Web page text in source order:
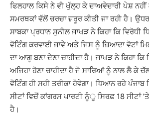
ਫਿਲਹਾਲ ਕਿਸੇ ਨੇ ਵੀ ਖੁੱਲ੍ਹ ਕੇ ਦਾਅਵੇਦਾਰੀ ਪੇਸ਼
ਸਮਰਥਕਾਂ ਵੱਲੋਂ ਚਰਚਾ ਜ਼ਰੂਰ ਕੀਤੀ ਜਾ ਰਹੀ ਹੈ।
ਸਾਬਕਾ ਪ੍ਰਧਾਨ ਸੁਨੀਲ ਜਾਖੜ ਨੇ ਕਿਹਾ ਕਿ
ਵੋਟਿੰਗ ਕਰਵਾਈ ਜਾਵੇ ਅਤੇ ਜਿਸ ਨੂੰ ਜ਼ਿਆਦਾ ਵੋਟਾਂ
ਦਾ ਆਗੂ ਬਣਾ ਦੇਣਾ ਚਾਹੀਦਾ ਹੈ। ਜਾਖੜ ਨੇ ਕਿਹਾ ਕਿ
ਅਜਿਹਾ ਹੋਣਾ ਚਾਹੀਦਾ ਹੈ ਜੋ ਸਾਰਿਆਂ ਨੂੰ ਨਾਲ ਲੈ
ਵੋਟਿੰਗ ਹੀ ਸਹੀ ਤਰੀਕਾ ਹੋਵੇਗਾ। ਧਿਆਨ ਰਹੇ ਪੰਜਾਬ
ਸੀਟਾਂ ਵਿਚੋਂ ਕਾਂਗਰਸ ਪਾਰਟੀ ਨੂੰੂ ਸਿਰਫ਼ 18 ਸੀਟਾਂ
ਹੈ।